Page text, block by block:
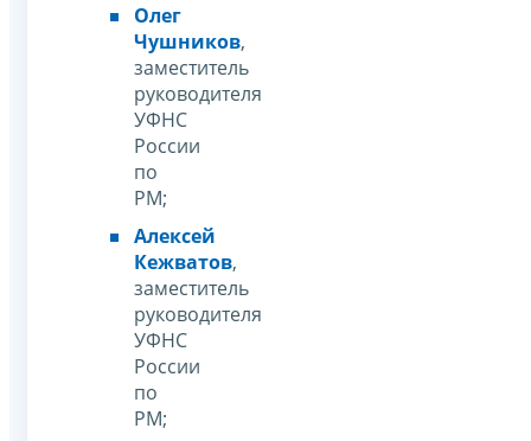
Олег
Чушников,
заместитель
руководителя
УФНС
России
по
РМ;
Алексей
Кежватов,
заместитель
руководителя
УФНС
России
по
РМ;